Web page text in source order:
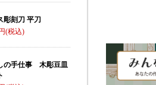
彫刻刀 平刀
の手仕事 木彫豆皿